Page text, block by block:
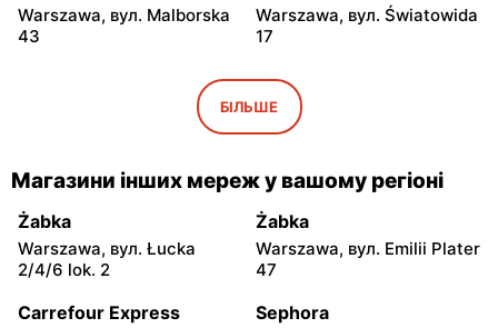
Warszawa, вул. Malborska
43
Warszawa, вул. Światowida
17
CCC
Warszawa, вул. Kazimierza
Szpotańskiego 4
CCC
Łomianki, вул. Brukowa 25
CCC
Janki, вул. Mszczonowska
3
CCC
Sienkiewicza 19
CCC
Siwińskiego 2
БІЛЬШЕ
Магазини інших мереж у вашому регіоні
Żabka
Warszawa, вул. Łucka
2/4/6 lok. 2
Żabka
Warszawa, вул. Emilii Plater
47
Carrefour Express Sephora